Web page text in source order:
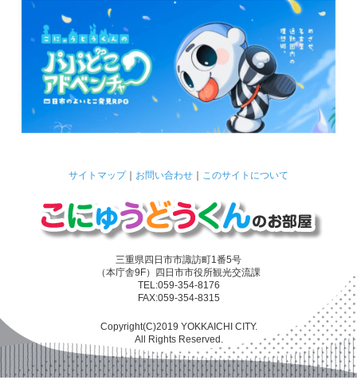
サイトマップ｜ お問い合わせ ｜ このサイトについて
三重県四日市市諏訪町1番5号
（本庁舎9F）四日市市役所観光交流課
TEL:059-354-8176
FAX:059-354-8315
Copyright(C)2019 YOKKAICHI CITY.
All Rights Reserved.